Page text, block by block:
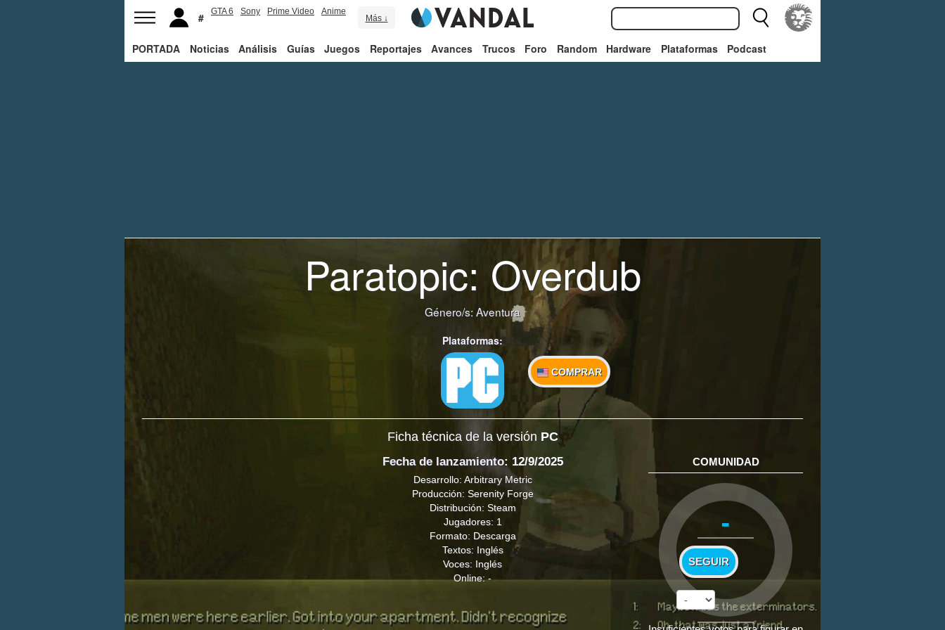
GTA 6 Sony Prime Video Anime
Más ↓
PORTADA Noticias Análisis Guías Juegos Reportajes Avances Trucos Foro Random Hardware Plataformas Podcast
Paratopic: Overdub
Género/s:Aventura
Plataformas:
COMPRAR
Ficha técnica de la versión PC
Fecha de lanzamiento: 12/9/2025
Desarrollo: Arbitrary Metric
Producción: Serenity Forge
Distribución: Steam
Jugadores: 1
Formato: Descarga
Textos: Inglés
Voces: Inglés
Online: -
COMUNIDAD
-
SEGUIR